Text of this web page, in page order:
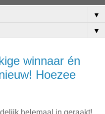
▼
▼
winnaar én
Hoezee
helemaal in geraakt!